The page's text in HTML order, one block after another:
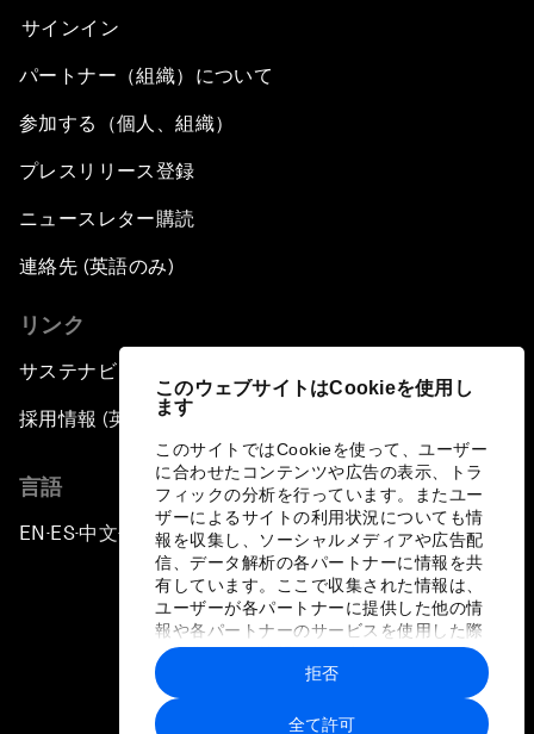
このウェブサイトはCookieを使用し
ます
このサイトではCookieを使って、ユーザー
に合わせたコンテンツや広告の表示、トラ
フィックの分析を行っています。またユー
ザーによるサイトの利用状況についても情
報を収集し、ソーシャルメディアや広告配
信、データ解析の各パートナーに情報を共
有しています。ここで収集された情報は、
ユーザーが各パートナーに提供した他の情
報や各パートナーのサービスを使用した際
に収集された情報と組み合わされ、各パー
トナーによって使用されることがありま
す。
全て許可
拒否
サインイン
パートナー（組織）について
参加する（個人、組織）
プレスリリース登録
ニュースレター購読
連絡先 (英語のみ)
リンク
サステナビリティへの取り組み
採用情報 (英語のみ)
言語
EN ▪ ES▪中文▪ 日本語
プライバシーポリシーと利用規約